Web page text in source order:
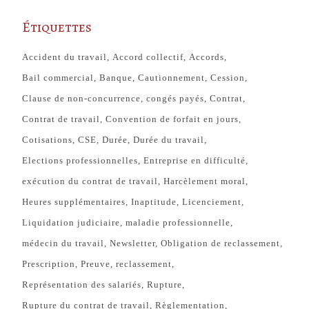
Étiquettes
Accident du travail Accord collectif Accords
Bail commercial Banque Cautionnement Cession
Clause de non-concurrence congés payés Contrat
Contrat de travail Convention de forfait en jours
Cotisations CSE Durée Durée du travail
Elections professionnelles Entreprise en difficulté
exécution du contrat de travail Harcèlement moral
Heures supplémentaires Inaptitude Licenciement
Liquidation judiciaire maladie professionnelle
médecin du travail Newsletter Obligation de reclassement
Prescription Preuve reclassement
Représentation des salariés Rupture
Rupture du contrat de travail Règlementation